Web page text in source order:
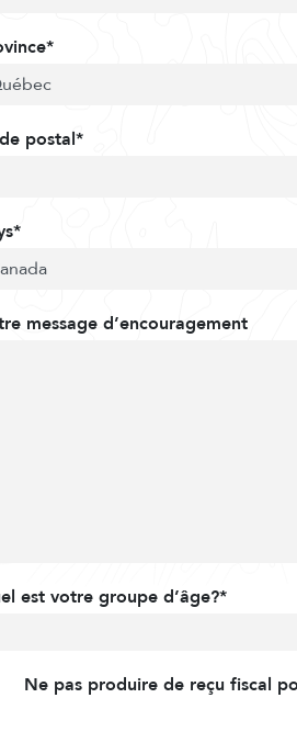
postal*
message d’encouragement
est votre groupe d’âge?*
Ne pas produire de reçu fiscal